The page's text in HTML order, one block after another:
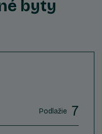
byty
Podlažie 7